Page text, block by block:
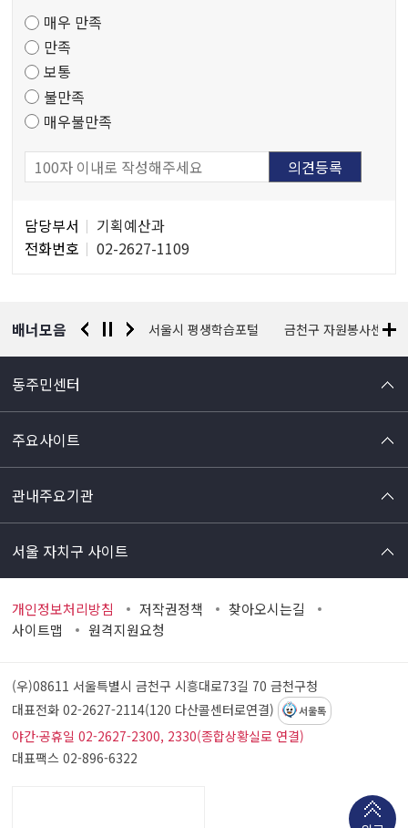
도
조
사
매우 만족
만족
보통
불만족
매우불만족
당
자
담당부서
기획예산과
전화번호
02-2627-1109
배너모음
찰청 유실물 통합포털 서울시 평생학습포털 금천구 자원봉사센터
동주민센터
주요사이트
관내주요기관
서울 자치구 사이트
개인정보처리방침 저작권정책
찾아오시는길
사이트맵
원격지원요청
(우)08611 서울특별시 금천구 시흥대로73길 70금천구청
대표전화 02-2627-2114(120 다산콜센터로연결)
서울톡
야간·공휴일 02-2627-2300, 2330(종합상황실로 연결)
대표팩스 02-896-6322